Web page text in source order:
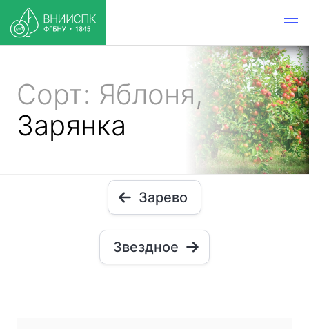
Сорт: Яблоня,
Зарянка
Зарево
Звездное